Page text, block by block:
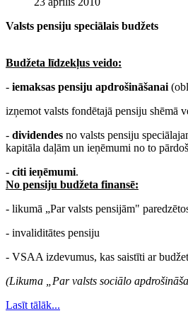
Valsts pensiju speciālais budžets
Budžeta līdzekļus veido:
- iemaksas pensiju apdrošināšanai
izņemot valsts fondētajā pensiju shēmā
- dividendes no valsts pensiju
kapitāla daļām un ieņēmumi no to
- citi ieņēmumi.
No pensiju budžeta finansē:
- likumā „Par valsts pensijām"
- invaliditātes pensiju
- VSAA izdevumus, kas saistīti ar
(Likuma „Par valsts sociālo
Lasīt tālāk...